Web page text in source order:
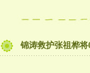
锦涛救护张祖桦